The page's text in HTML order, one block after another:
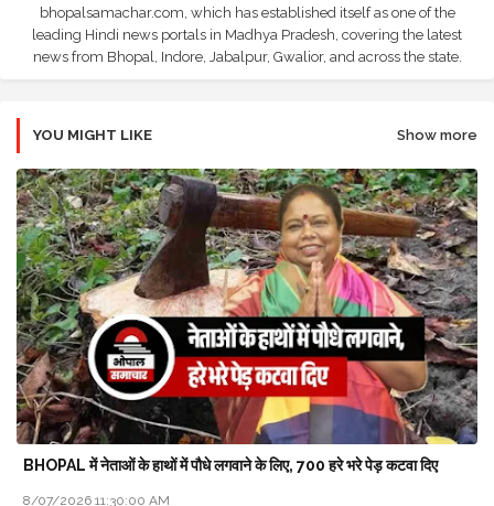
bhopalsamachar.com, which has established itself as one of the
leading Hindi news portals in Madhya Pradesh, covering the latest
news from Bhopal, Indore, Jabalpur, Gwalior, and across the state.
YOU MIGHT LIKE Show more
BHOPAL में नेताओं के हाथों में पौधे लगवाने के लिए, 700 हरे भरे पेड़ कटवा दिए
8/07/2026 11:30:00 AM